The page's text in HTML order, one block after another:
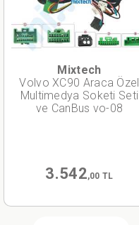
Mixtech
Volvo XC90 Araca Özel
Multimedya Soketi Seti
ve CanBus vo-08
3.542,00 TL